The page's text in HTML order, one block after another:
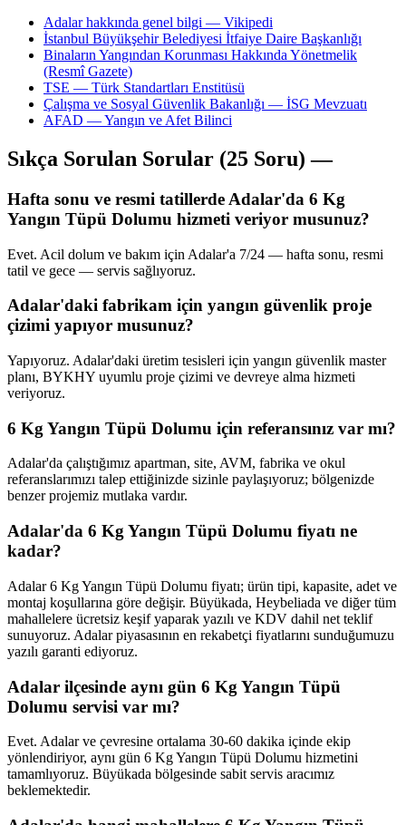
Adalar hakkında genel bilgi — Vikipedi
İstanbul Büyükşehir Belediyesi İtfaiye Daire Başkanlığı
Binaların Yangından Korunması Hakkında Yönetmelik
(Resmî Gazete)
TSE — Türk Standartları Enstitüsü
Çalışma ve Sosyal Güvenlik Bakanlığı — İSG Mevzuatı
AFAD — Yangın ve Afet Bilinci
Sıkça Sorulan Sorular (25 Soru) —
Hafta sonu ve resmi tatillerde Adalar'da 6 Kg
Yangın Tüpü Dolumu hizmeti veriyor musunuz?
Evet. Acil dolum ve bakım için Adalar'a 7/24 — hafta sonu, resmi
tatil ve gece — servis sağlıyoruz.
Adalar'daki fabrikam için yangın güvenlik proje
çizimi yapıyor musunuz?
Yapıyoruz. Adalar'daki üretim tesisleri için yangın güvenlik master
planı, BYKHY uyumlu proje çizimi ve devreye alma hizmeti
veriyoruz.
6 Kg Yangın Tüpü Dolumu için referansınız var mı?
Adalar'da çalıştığımız apartman, site, AVM, fabrika ve okul
referanslarımızı talep ettiğinizde sizinle paylaşıyoruz; bölgenizde
benzer projemiz mutlaka vardır.
Adalar'da 6 Kg Yangın Tüpü Dolumu fiyatı ne
kadar?
Adalar 6 Kg Yangın Tüpü Dolumu fiyatı; ürün tipi, kapasite, adet ve
montaj koşullarına göre değişir. Büyükada, Heybeliada ve diğer tüm
mahallelere ücretsiz keşif yaparak yazılı ve KDV dahil net teklif
sunuyoruz. Adalar piyasasının en rekabetçi fiyatlarını sunduğumuzu
yazılı garanti ediyoruz.
Adalar ilçesinde aynı gün 6 Kg Yangın Tüpü
Dolumu servisi var mı?
Evet. Adalar ve çevresine ortalama 30-60 dakika içinde ekip
yönlendiriyor, aynı gün 6 Kg Yangın Tüpü Dolumu hizmetini
tamamlıyoruz. Büyükada bölgesinde sabit servis aracımız
beklemektedir.